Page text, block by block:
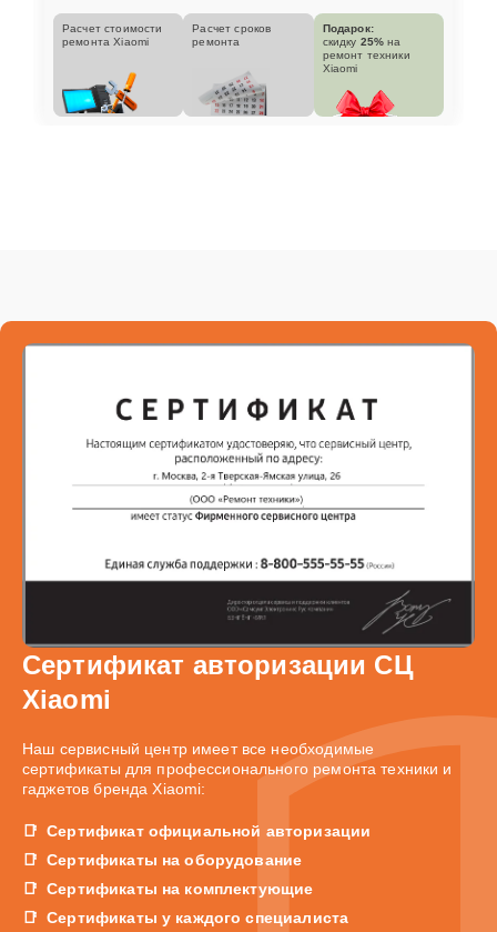
Расчет стоимости
ремонта Xiaomi
Расчет сроков
ремонта
Подарок:
скидку 25% на
ремонт техники
Xiaomi
Сертификат авторизации СЦ
Xiaomi
Наш сервисный центр имеет все необходимые
сертификаты для профессионального ремонта техники и
гаджетов бренда Xiaomi:
Сертификат официальной авторизации
Сертификаты на оборудование
Сертификаты на комплектующие
Сертификаты у каждого специалиста